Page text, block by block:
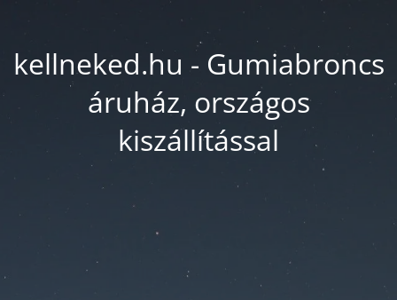
kellneked.hu - Gumiabroncs
áruház, országos
kiszállítással